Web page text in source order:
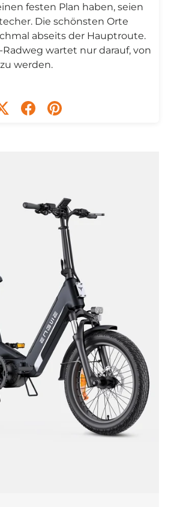
festen Plan haben, seien
Die schönsten Orte
abseits der Hauptroute.
wartet nur darauf, von
werden.